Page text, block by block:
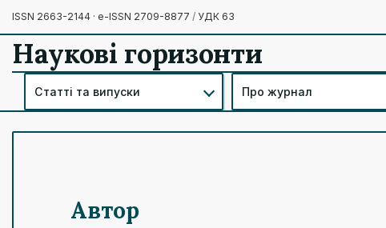
ISSN 2663-2144 · e-ISSN 2709-8877 / УДК 63
Наукові горизонти
Статті та випуски Про журнал
Автор